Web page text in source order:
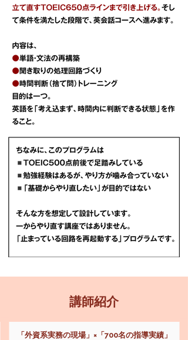
講師紹介
「外資系実務の現場」×「700名の指導実績」